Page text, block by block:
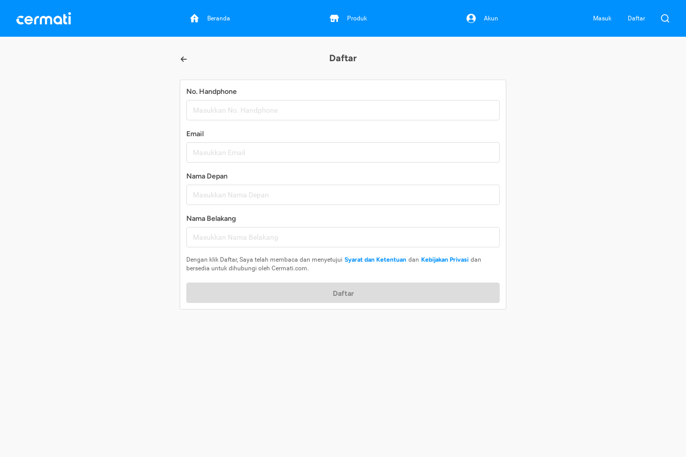
Beranda Produk Akun Masuk Daftar
Daftar
No. Handphone
Email
Nama Depan
Nama Belakang
Dengan klik Daftar, Saya telah membaca dan menyetujui Syarat dan Ketentuan dan Kebijakan Privasi dan
bersedia untuk dihubungi oleh Cermati.com.
Daftar